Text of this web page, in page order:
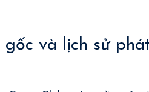
gốc và lịch sử